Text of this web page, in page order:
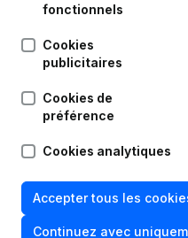
28-12-2023
fonctionnels
Cookies
publicitaires
Cookies de
préférence
Cookies analytiques
Accepter tous les
Continuez avec